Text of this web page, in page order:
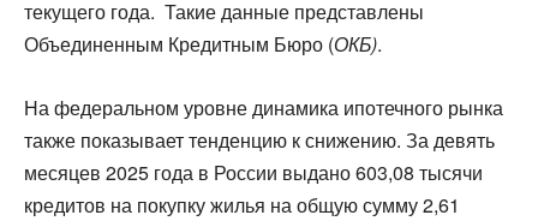
текущего года. Такие данные представлены
Объединенным Кредитным Бюро (ОКБ).
На федеральном уровне динамика ипотечного рынка
также показывает тенденцию к снижению. За девять
месяцев 2025 года в России выдано 603,08 тысячи
кредитов на покупку жилья на общую сумму 2,61